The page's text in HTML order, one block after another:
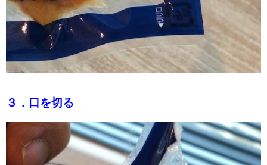
３．口を切る